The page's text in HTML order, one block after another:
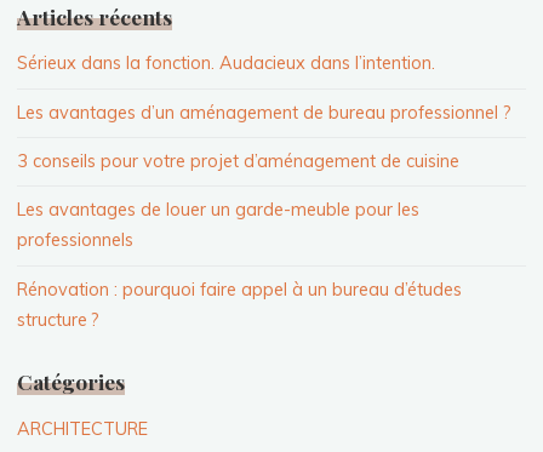
Articles récents
Sérieux dans la fonction. Audacieux dans l’intention.
Les avantages d’un aménagement de bureau professionnel ?
3 conseils pour votre projet d’aménagement de cuisine
Les avantages de louer un garde-meuble pour les
professionnels
Rénovation : pourquoi faire appel à un bureau d’études
structure ?
Catégories
ARCHITECTURE